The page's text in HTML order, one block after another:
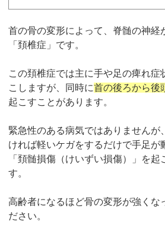
首の骨の変形によって、脊髄の神経
「頚椎症」です。
この頚椎症では主に手や足の痺れ症
こしますが、同時に首の後ろから後
起こすことがあります。
緊急性のある病気ではありませんが
ければ軽いケガをするだけで手足が
「頚髄損傷（けいずい損傷）」を起
す。
高齢者になるほど骨の変形が強くな
ださい。